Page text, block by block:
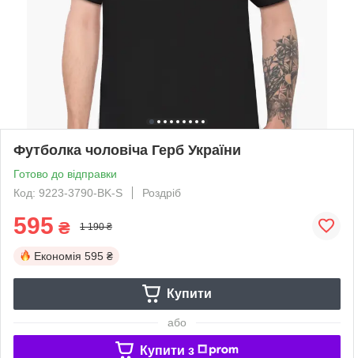
Футболка чоловіча Герб України
Готово до відправки
Код: 9223-3790-BK-S
Роздріб
595 ₴ 1 190 ₴
Економія 595 ₴
Купити
або
Купити з